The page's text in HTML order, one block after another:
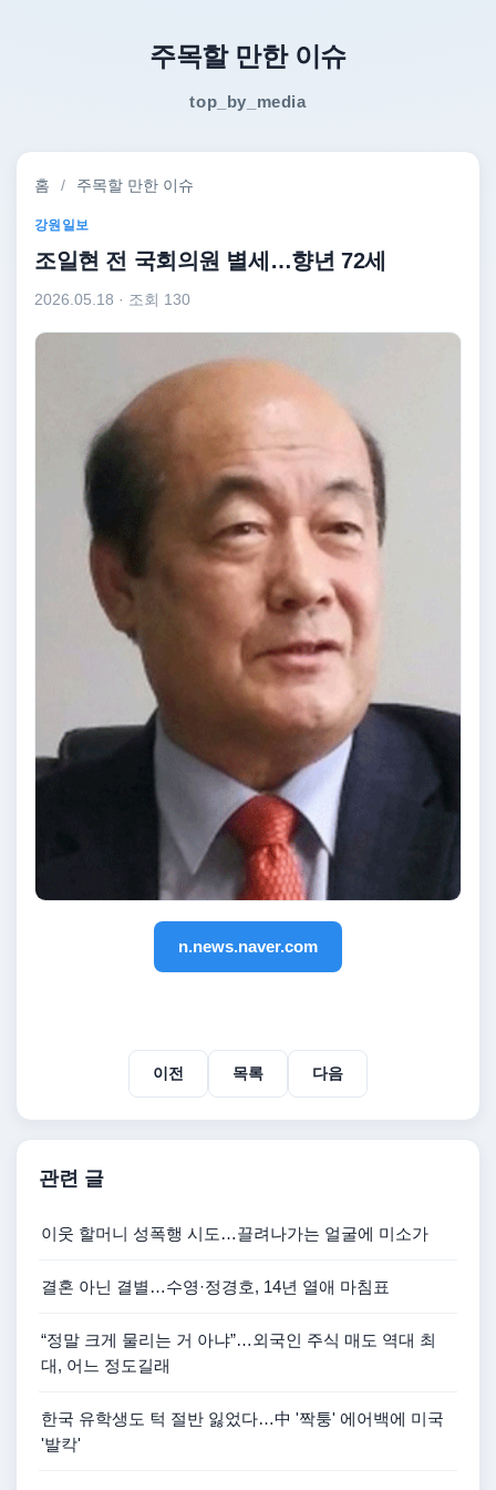
주목할 만한 이슈
top_by_media
홈 / 주목할 만한 이슈
강원일보
조일현 전 국회의원 별세…향년 72세
2026.05.18 · 조회 130
n.news.naver.com
이전 목록 다음
관련 글
이웃 할머니 성폭행 시도…끌려나가는 얼굴에 미소가
결혼 아닌 결별…수영·정경호, 14년 열애 마침표
“정말 크게 물리는 거 아냐”…외국인 주식 매도 역대 최
대, 어느 정도길래
한국 유학생도 턱 절반 잃었다…中 '짝퉁' 에어백에 미국
'발칵'